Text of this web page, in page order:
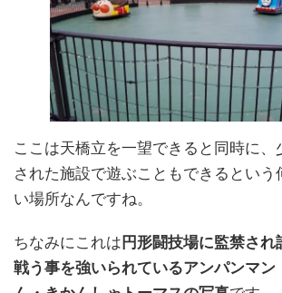
ここは天橋立を一望できると同時に、
された施設で遊ぶこともできるという
い場所なんですね。
ちなみにこれは 円形闘技場に監禁され
戦う事を強いられているアンパンマン